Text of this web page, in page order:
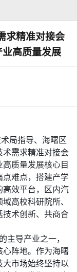
求精准对接会
高质量发展
局指导、海曙区
术需求精准对接会
质量发展核心目
点难点，搭建产学
高效平台，区内汽
高校科研院所、
技术创新、共商合
主导产业之一，
心阵地。作为海曙
大市场始终坚持以